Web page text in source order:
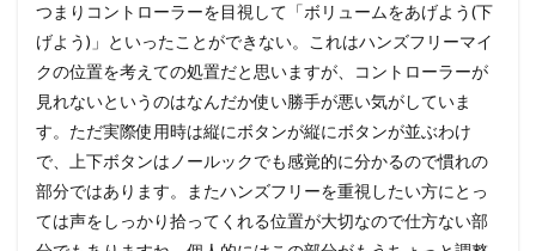
つまりコントローラーを目視して「ボリュームをあげよう(下
げよう)」といったことができない。これはハンズフリーマイ
クの位置を考えての処置だと思いますが、コントローラーが
見れないというのはなんだか使い勝手が悪い気がしていま
す。ただ実際使用時は縦にボタンが縦にボタンが並ぶわけ
で、上下ボタンはノールックでも感覚的に分かるので慣れの
部分ではあります。またハンズフリーを重視したい方にとっ
ては声をしっかり拾ってくれる位置が大切なので仕方ない部